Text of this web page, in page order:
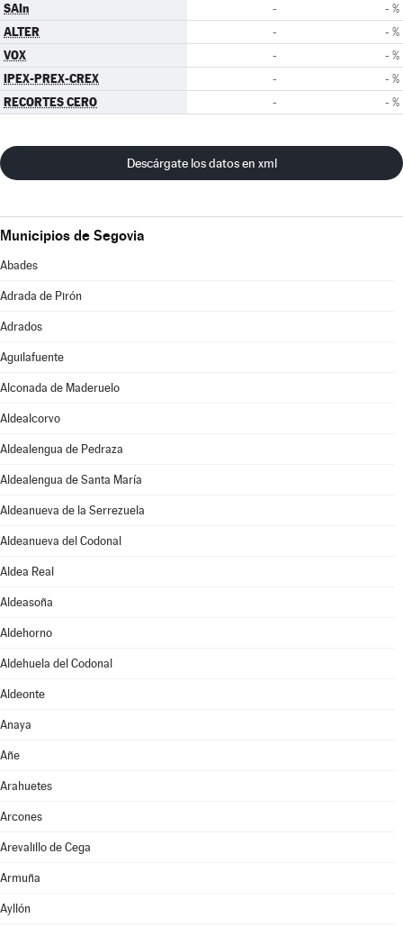
SAIn - - %
ALTER - - %
VOX - - %
IPEX-PREX-CREX - - %
RECORTES CERO - - %
Descárgate los datos en xml
Municipios de Segovia
Abades
Adrada de Pirón
Adrados
Aguilafuente
Alconada de Maderuelo
Aldealcorvo
Aldealengua de Pedraza
Aldealengua de Santa María
Aldeanueva de la Serrezuela
Aldeanueva del Codonal
Aldea Real
Aldeasoña
Aldehorno
Aldehuela del Codonal
Aldeonte
Anaya
Añe
Arahuetes
Arcones
Arevalillo de Cega
Armuña
Ayllón